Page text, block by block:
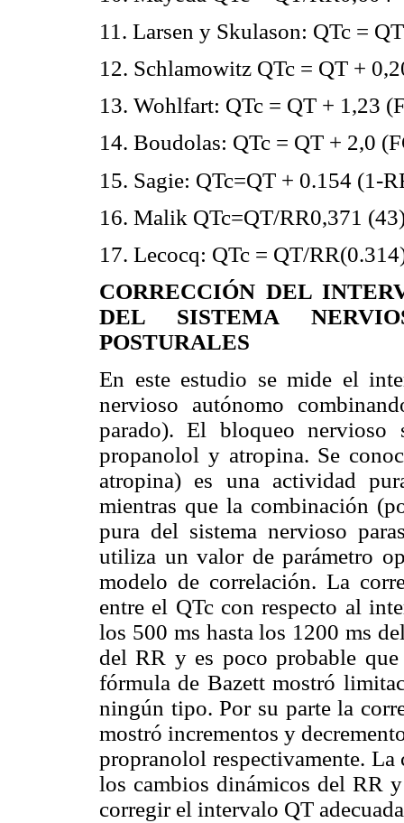
11. Larsen y Skulason: QTc =
12. Schlamowitz QTc = QT +
13. Wohlfart: QTc = QT + 1,23
14. Boudolas: QTc = QT + 2,0
15. Sagie: QTc=QT + 0.154 (1-
16. Malik QTc=QT/RR0,371
17. Lecocq: QTc = QT/
CORRECCIÓN DEL
DEL SISTEMA
POSTURALES
En este estudio se mide el
nervioso autónomo
parado). El bloqueo nervioso
propanolol y atropina. Se
atropina) es una actividad
mientras que la combinación
pura del sistema nervioso
utiliza un valor de parámetro
modelo de correlación. La
entre el QTc con respecto al
los 500 ms hasta los 1200 ms
del RR y es poco probable
fórmula de Bazett mostró
ningún tipo. Por su parte la
mostró incrementos y
propranolol respectivamente.
los cambios dinámicos del RR
corregir el intervalo QT